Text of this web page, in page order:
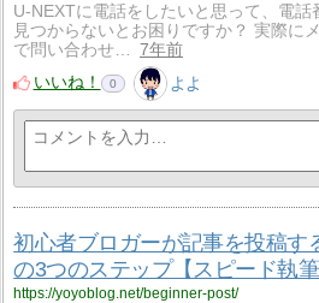
U-NEXTに電話をしたいと思って、電話
見つからないとお困りですか？ 実際に
で問い合わせ…
7年前
いいね！
0 よよ
初心者ブロガーが記事を投稿す
の3つのステップ【スピード執筆
https://yoyoblog.net/beginner-post/